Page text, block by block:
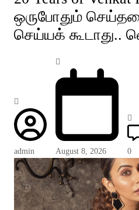
ஒருபோதும்
செய்யக் கூடாது..
admin August 8, 2026 0